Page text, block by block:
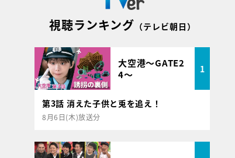
視聴ランキング （テレビ朝日）
大空港～GATE2
4～
1
第3話 消えた子供と兎を追え！
8月6日(木)放送分